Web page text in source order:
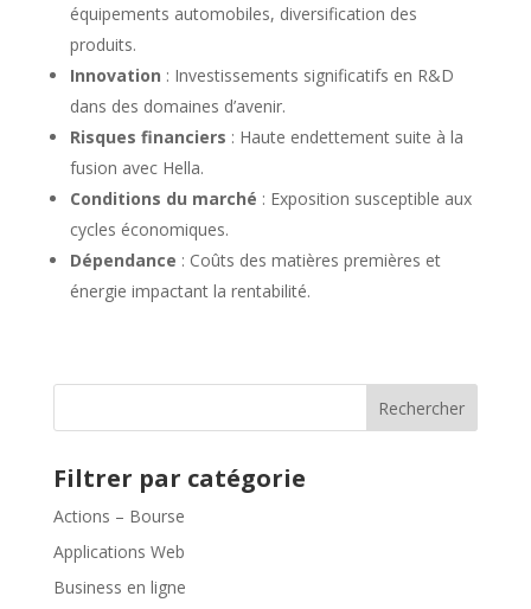
équipements automobiles, diversification des
produits.
Innovation : Investissements significatifs en R&D
dans des domaines d’avenir.
Risques financiers : Haute endettement suite à la
fusion avec Hella.
Conditions du marché : Exposition susceptible aux
cycles économiques.
Dépendance : Coûts des matières premières et
énergie impactant la rentabilité.
Rechercher
Filtrer par catégorie
Actions – Bourse
Applications Web
Business en ligne